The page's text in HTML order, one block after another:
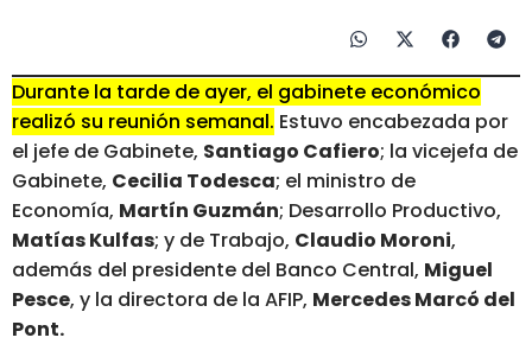
Durante la tarde de ayer, el gabinete económico
realizó su reunión semanal. Estuvo encabezada por
el jefe de Gabinete, Santiago Cafiero; la vicejefa de
Gabinete, Cecilia Todesca; el ministro de
Economía, Martín Guzmán; Desarrollo Productivo,
Matías Kulfas; y de Trabajo, Claudio Moroni,
además del presidente del Banco Central, Miguel
Pesce, y la directora de la AFIP, Mercedes Marcó del
Pont.